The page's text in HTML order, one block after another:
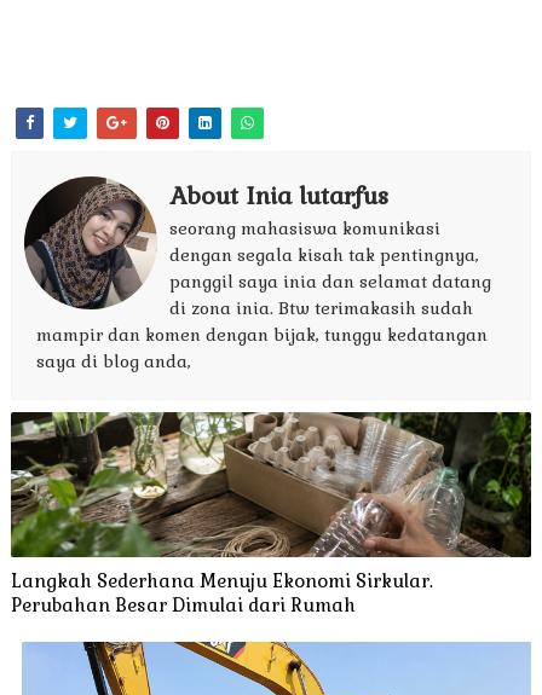
About Inia lutarfus
seorang mahasiswa komunikasi
dengan segala kisah tak pentingnya,
panggil saya inia dan selamat datang
di zona inia. Btw terimakasih sudah
mampir dan komen dengan bijak, tunggu kedatangan
saya di blog anda,
Langkah Sederhana Menuju Ekonomi Sirkular.
Perubahan Besar Dimulai dari Rumah